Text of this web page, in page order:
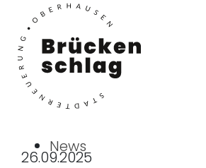
26.09.2025
News